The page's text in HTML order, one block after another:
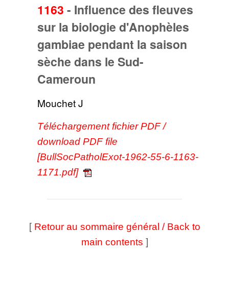
1163 - Influence des fleuves
sur la biologie d'Anophèles
gambiae pendant la saison
sèche dans le Sud-
Cameroun
Mouchet J
Téléchargement fichier PDF /
download PDF file
[BullSocPatholExot-1962-55-6-1163-
1171.pdf]
[ Retour au sommaire général / Back to
main contents ]